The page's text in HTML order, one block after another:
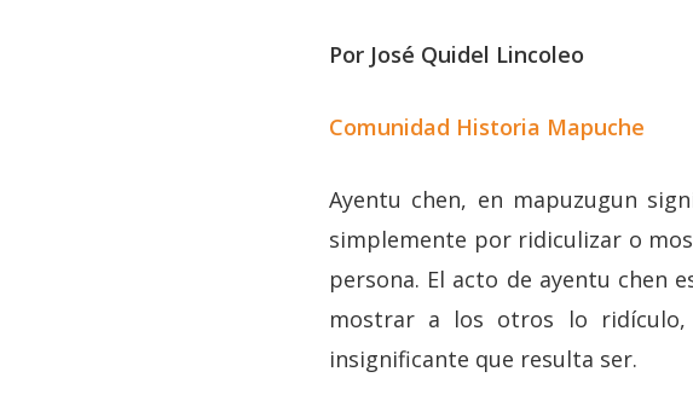
Por José Quidel Lincoleo
​Comunidad Historia Mapuche
Ayentu chen, en mapuzugun
simplemente por ridiculizar o
persona. El acto de ayentu chen
mostrar a los otros lo
insignificante que resulta ser.